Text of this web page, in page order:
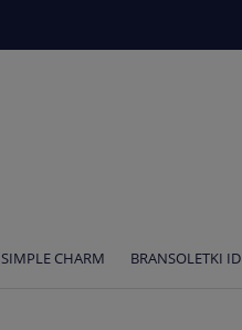
SIMPLE CHARM BRANSOLETKI ID